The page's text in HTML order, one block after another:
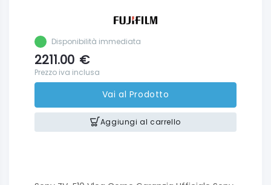
Disponibilità immediata
2211.00 €
Prezzo iva inclusa
Vai al Prodotto
Aggiungi al carrello